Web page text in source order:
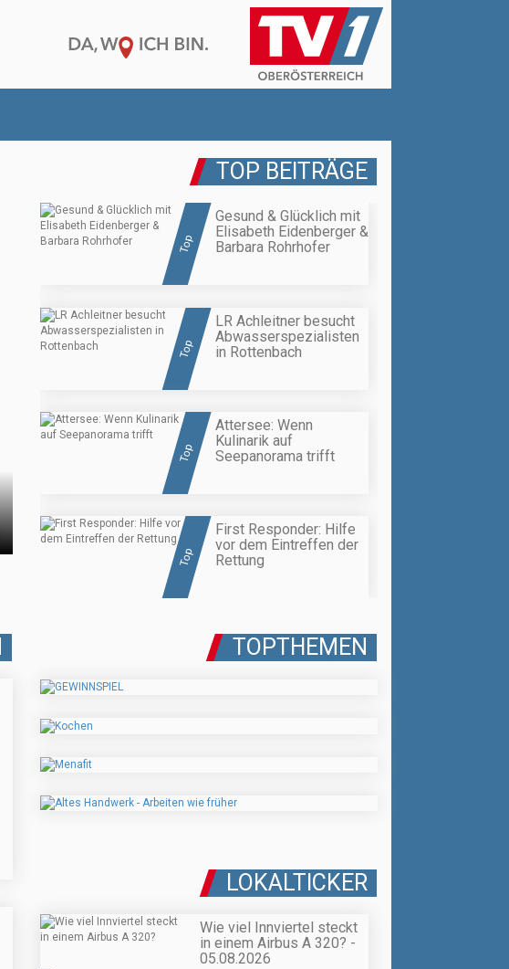
TOP BEITRÄGE
Top
Gesund & Glücklich mit
Elisabeth Eidenberger &
Barbara Rohrhofer
Top
LR Achleitner besucht
Abwasserspezialisten
in Rottenbach
Top
Attersee: Wenn
Kulinarik auf
Seepanorama trifft
Top
First Responder: Hilfe
vor dem Eintreffen der
Rettung
TOPTHEMEN
LOKALTICKER
Wie viel Innviertel steckt
in einem Airbus A 320? -
05.08.2026